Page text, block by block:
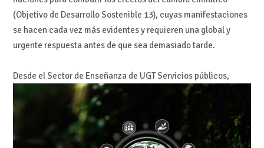
(Objetivo de DesarrolloSostenible 13), cuyas manifestaciones
se hacen cada vez más evidentes y requieren una global y
urgente respuesta antes de que sea demasiado tarde.
Desde elSector de Enseñanza de UGTServicios públicos,